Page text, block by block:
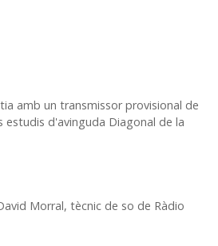
amb un transmissor provisional de
estudis d'avinguda Diagonal de la
Morral, tècnic de so de Ràdio